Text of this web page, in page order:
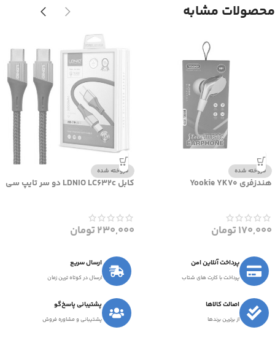
محصولات مشابه
فروخته شده
هندزفری Yookie YK70
170,000تومان
فروخته شده
کابل LDNIO LC632c دو سر تایپ سی
230,000تومان
پرداخت آنلاین امن
پرداخت با کارت های شتاب
ارسال سریع
ارسال در کوتاه ترین زمان
اصالت کالاها
از برترین برندها
پشتیبانی پاسخ‌گو
پشتیبانی و مشاوره فروش